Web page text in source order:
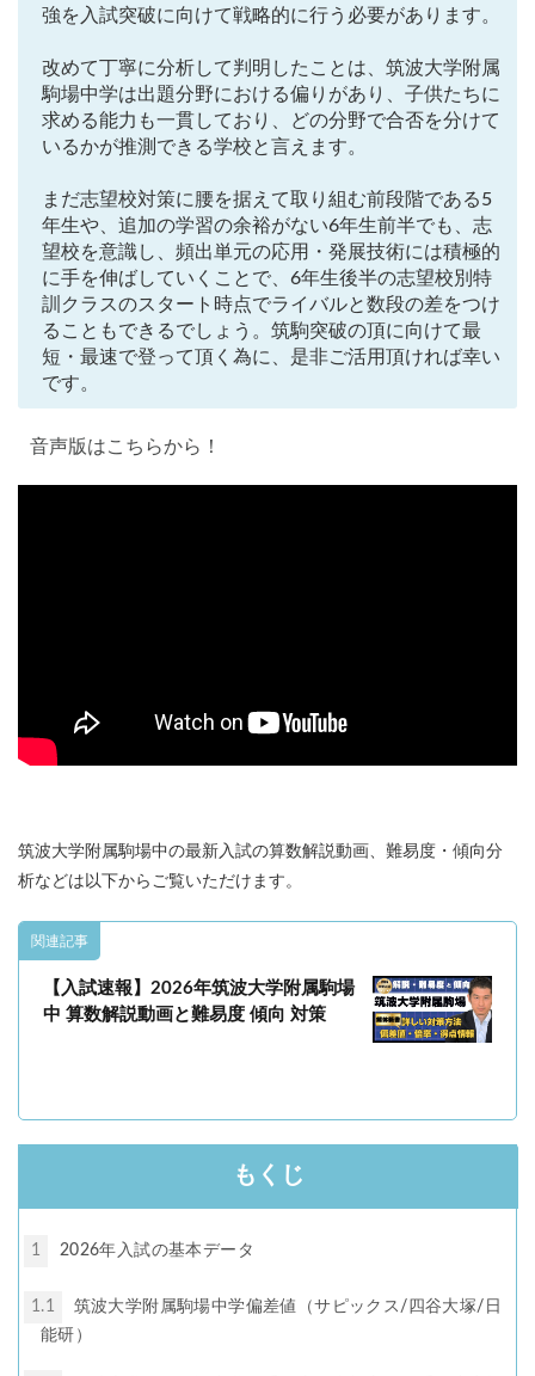
強を入試突破に向けて戦略的に行う必要があります。
改めて丁寧に分析して判明したことは、筑波大学附属
駒場中学は出題分野における偏りがあり、子供たちに
求める能力も一貫しており、どの分野で合否を分けて
いるかが推測できる学校と言えます。
まだ志望校対策に腰を据えて取り組む前段階である5
年生や、追加の学習の余裕がない6年生前半でも、志
望校を意識し、頻出単元の応用・発展技術には積極的
に手を伸ばしていくことで、6年生後半の志望校別特
訓クラスのスタート時点でライバルと数段の差をつけ
ることもできるでしょう。筑駒突破の頂に向けて最
短・最速で登って頂く為に、是非ご活用頂ければ幸い
です。
音声版はこちらから！
筑波大学附属駒場中の最新入試の算数解説動画、難易度・傾向分
析などは以下からご覧いただけます。
関連記事
【入試速報】2026年筑波大学附属駒場
中 算数解説動画と難易度 傾向 対策
もくじ
1 2026年入試の基本データ
1.1
筑波大学附属駒場中学偏差値（サピックス/四谷大塚/日
能研）
前期(3月〜7月) 夏期(7〜8月) 後期(9月〜11月)
予習シリーズテキスト解説・対策 コベツバweb授業
TopGun特訓 コベツバ過去問動画解説
コベツバからのお知らせ 抽象化能力
検索